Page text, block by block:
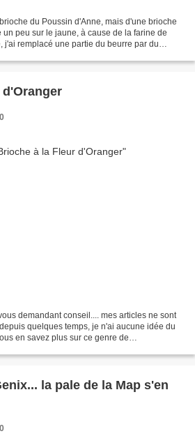
du Poussin d'Anne, mais d'une brioche
peu sur le jaune, à cause de la farine de
j'ai remplacé une partie du beurre par du
demandant conseil.... mes articles ne sont
quelques temps, je n'ai aucune idée du
en savez plus sur ce genre de
la pale de la Map s'en